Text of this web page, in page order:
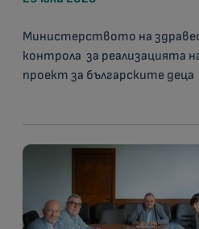
Министерството на
контрола за реализацията
проект за българските деца